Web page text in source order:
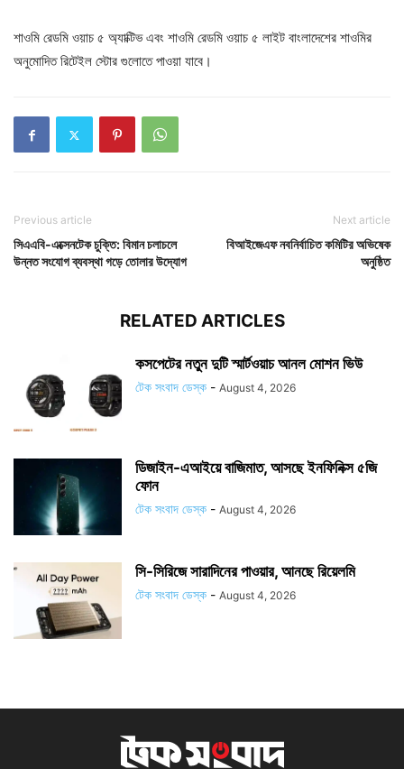
শাওমি রেডমি ওয়াচ ৫ অ্যাক্টিভ এবং শাওমি রেডমি ওয়াচ ৫ লাইট বাংলাদেশের শাওমির
অনুমোদিত রিটেইল স্টোর গুলোতে পাওয়া যাবে।
Previous article
সিএএবি-এক্সেনটেক চুক্তি: বিমান চলাচলে
উন্নত সংযোগ ব্যবস্থা গড়ে তোলার উদ্যোগ
Next article
বিআইজেএফ নবনির্বাচিত কমিটির অভিষেক
অনুষ্ঠিত
RELATED ARTICLES
কসপেটের নতুন দুটি স্মার্টওয়াচ আনল মোশন ভিউ
টেক সংবাদ ডেস্ক - August 4, 2026
ডিজাইন-এআইয়ে বাজিমাত, আসছে ইনফিনিক্স ৫জি
ফোন
টেক সংবাদ ডেস্ক - August 4, 2026
সি-সিরিজে সারাদিনের পাওয়ার, আনছে রিয়েলমি
টেক সংবাদ ডেস্ক - August 4, 2026